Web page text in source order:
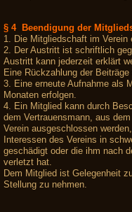
§ 4 Beendigung der
1. Die Mitgliedschaft im
2. Der Austritt ist schriftlich
Austritt kann jederzeit erklärt
Eine Rückzahlung der
3. Eine erneute Aufnahme als
Monaten erfolgen.
4. Ein Mitglied kann durch
dem Vertrauensmann, aus dem
Verein ausgeschlossen
Interessen des Vereins in
geschädigt oder die ihm nach
verletzt hat.
Dem Mitglied ist Gelegenheit
Stellung zu nehmen.